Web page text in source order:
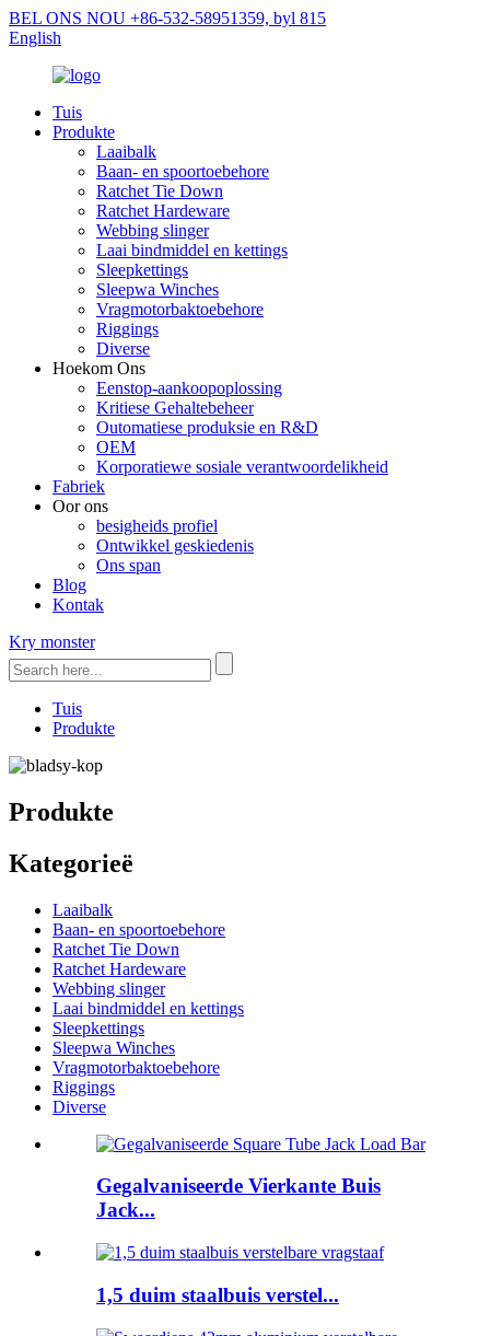
BEL ONS NOU +86-532-58951359, byl 815
English
Tuis
Produkte
Laaibalk
Baan- en spoortoebehore
Ratchet Tie Down
Ratchet Hardeware
Webbing slinger
Laai bindmiddel en kettings
Sleepkettings
Sleepwa Winches
Vragmotorbaktoebehore
Riggings
Diverse
Hoekom Ons
Eenstop-aankoopoplossing
Kritiese Gehaltebeheer
Outomatiese produksie en R&D
OEM
Korporatiewe sosiale verantwoordelikheid
Fabriek
Oor ons
besigheids profiel
Ontwikkel geskiedenis
Ons span
Blog
Kontak
Kry monster
Tuis
Produkte
Produkte
Kategorieë
Laaibalk
Baan- en spoortoebehore
Ratchet Tie Down
Ratchet Hardeware
Webbing slinger
Laai bindmiddel en kettings
Sleepkettings
Sleepwa Winches
Vragmotorbaktoebehore
Riggings
Diverse
Gegalvaniseerde Vierkante Buis
Jack...
1,5 duim staalbuis verstel...